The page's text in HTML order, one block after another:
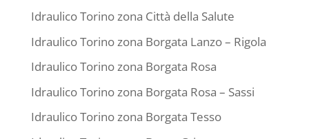
Idraulico Torino zona Città della Salute
Idraulico Torino zona Borgata Lanzo – Rigola
Idraulico Torino zona Borgata Rosa
Idraulico Torino zona Borgata Rosa – Sassi
Idraulico Torino zona Borgata Tesso